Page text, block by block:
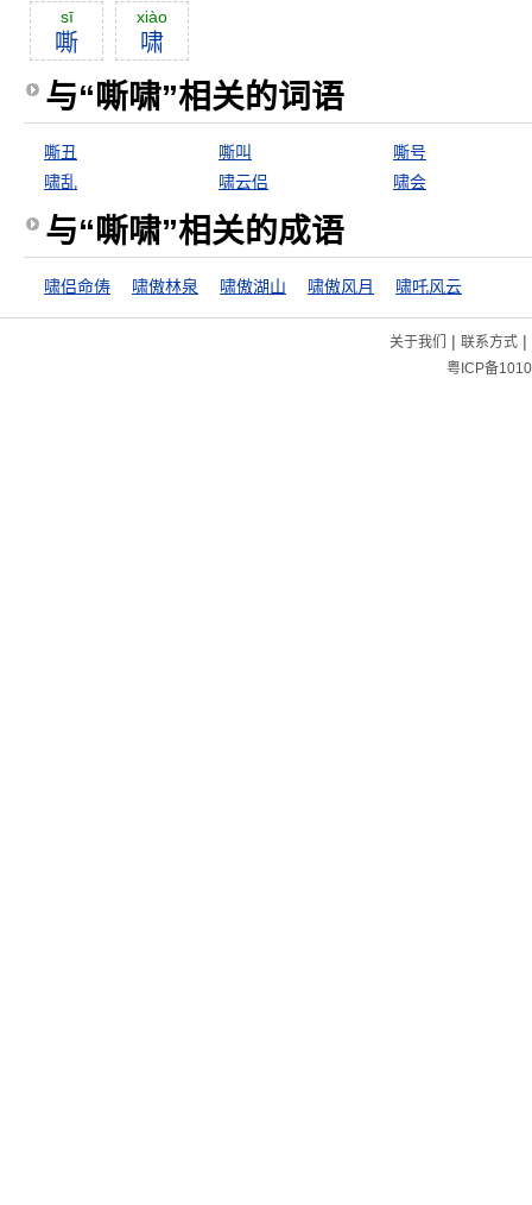
sī
嘶
xiào
啸
与“嘶啸”相关的词语
嘶丑 嘶叫
嘶号
啸乱
啸云侣 啸会
与“嘶啸”相关的成语
啸侣命俦 啸傲林泉 啸傲湖山 啸傲风月 啸吒风云
关于我们 | 联系方式|
粤ICP备